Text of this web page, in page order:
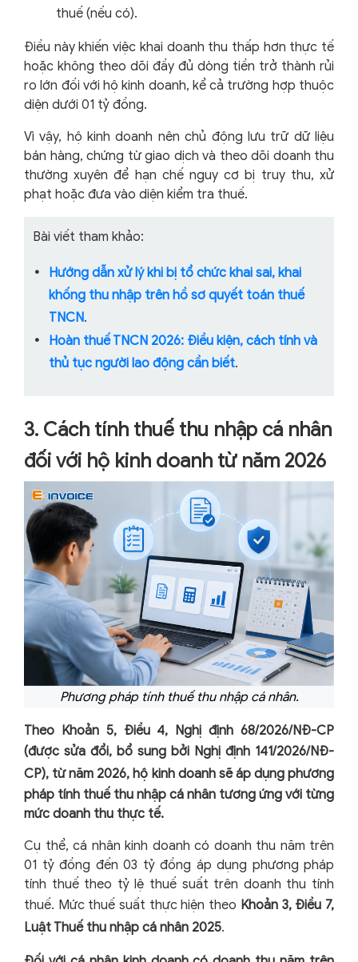
thuế (nếu có).
Điều này khiến việc khai doanh thu thấp hơn thực tế
hoặc không theo dõi đầy đủ dòng tiền trở thành rủi
ro lớn đối với hộ kinh doanh, kể cả trường hợp thuộc
diện dưới 01 tỷ đồng.
Vì vậy, hộ kinh doanh nên chủ động lưu trữ dữ liệu
bán hàng, chứng từ giao dịch và theo dõi doanh thu
thường xuyên để hạn chế nguy cơ bị truy thu, xử
phạt hoặc đưa vào diện kiểm tra thuế.
Bài viết tham khảo:
Hướng dẫn xử lý khi bị tổ chức khai sai, khai
khống thu nhập trên hồ sơ quyết toán thuế
TNCN.
Hoàn thuế TNCN 2026: Điều kiện, cách tính và
thủ tục người lao động cần biết.
3. Cách tính thuế thu nhập cá nhân
đối với hộ kinh doanh từ năm 2026
Phương pháp tính thuế thu nhập cá nhân.
Theo Khoản 5, Điều 4, Nghị định 68/2026/NĐ-CP
(được sửa đổi, bổ sung bởi Nghị định 141/2026/NĐ-
CP), từ năm 2026, hộ kinh doanh sẽ áp dụng phương
pháp tính thuế thu nhập cá nhân tương ứng với từng
mức doanh thu thực tế.
Cụ thể, cá nhân kinh doanh có doanh thu năm trên
01 tỷ đồng đến 03 tỷ đồng áp dụng phương pháp
tính thuế theo tỷ lệ thuế suất trên doanh thu tính
thuế. Mức thuế suất thực hiện theo Khoản 3, Điều 7,
Luật Thuế thu nhập cá nhân 2025.